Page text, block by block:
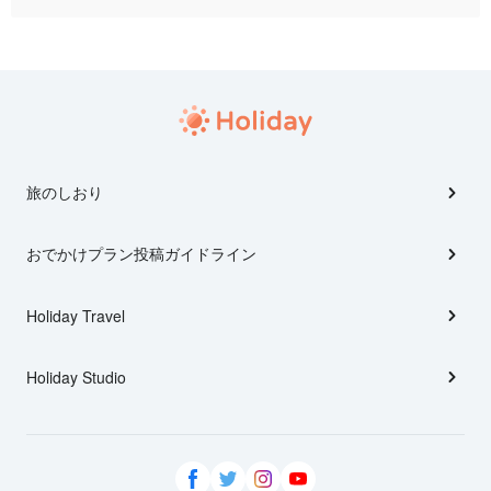
旅のしおり
おでかけプラン投稿ガイドライン
Holiday Travel
Holiday Studio